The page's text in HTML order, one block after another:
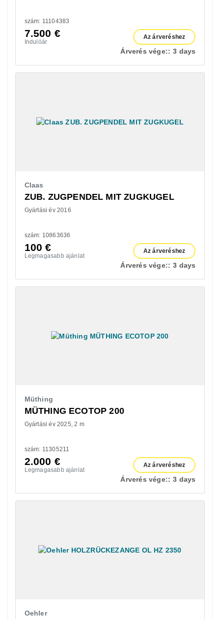
szám: 11104383
7.500 €
Indulóár
Az árveréshez
Árverés vége:: 3 days
Claas
ZUB. ZUGPENDEL MIT ZUGKUGEL
Gyártási év 2016
szám: 10863636
100€
Legmagasabb ajánlat
Az árveréshez
Árverés vége:: 3 days
Müthing
MÜTHING ECOTOP 200
Gyártási év 2025 2 m
szám: 11305211
2.000 €
Legmagasabb ajánlat
Az árveréshez
Árverés vége:: 3 days
Oehler